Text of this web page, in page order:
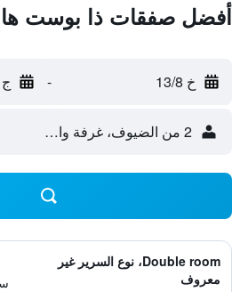
أفضل صفقات ذا بوست
خ 13/8 - ج 14/8
2 من الضيوف، غرفة واحدة
Double room، نوع السرير غير
معروف